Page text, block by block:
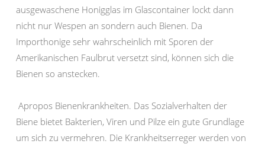
ausgewaschene Honigglas im Glascontainer lockt dann
nicht nur Wespen an sondern auch Bienen. Da
Importhonige sehr wahrscheinlich mit Sporen der
Amerikanischen Faulbrut versetzt sind, können sich die
Bienen so anstecken.
Apropos Bienenkrankheiten. Das Sozialverhalten der
Biene bietet Bakterien, Viren und Pilze ein gute Grundlage
um sich zu vermehren. Die Krankheitserreger werden von